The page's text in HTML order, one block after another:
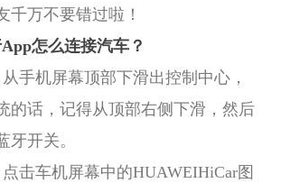
千万不要错过啦！
怎么连接汽车？
手机屏幕顶部下滑出控制中心，
的话，记得从顶部右侧下滑，然后
牙开关。
击车机屏幕中的HUAWEIHiCar图